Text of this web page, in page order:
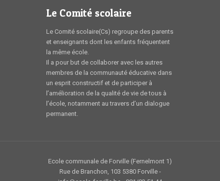
Le Comité scolaire
Le Comité scolaire(Cs) regroupe des parents
et enseignants dont les enfants fréquentent
la même école.
Il a pour but de collaborer avec les autres
membres de la communauté éducative dans
un esprit constructif et de participer à
l’amélioration de la qualité de vie de tous à
l’école, notamment au travers d’un dialogue
permanent.
Ecole communale de Forville (Fernelmont 1)
Rue de Branchon, 103 5380 Forville -